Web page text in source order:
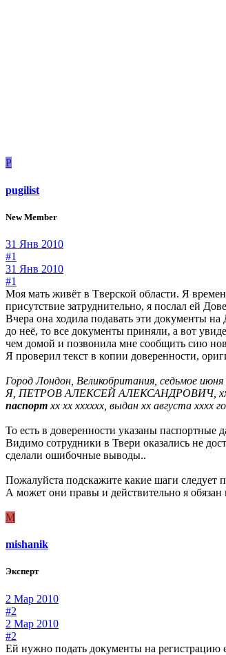
P
pugilist
New Member
31 Янв 2010
#1
31 Янв 2010
#1
Моя мать живёт в Tверской области. Я
присутствие затруднительно, я послал ей
Вчера она ходила подавать эти документы
до неё, то все документы приняли, а вот
чем домой и позвонила мне сообщить сию
Я проверил текст в копии доверенности,
Город Лондон, Великобритания, седьмое
Я, ПЕТРОВ АЛЕКСЕЙ АЛЕКСАНДРОВИЧ, хх
паспорт хх хх хххххх, выдан хх августа хххх
То есть в доверенности указаны паспортные
Видимо сотрудники в Твери оказались не
сделали ошибочные выводы..
Пожалуйста подскажите какие шаги следует
А может они правы и действительно я обязан
M
mishanik
Эксперт
2 Мар 2010
#2
2 Мар 2010
#2
Ей нужно подать документы на регистрацию